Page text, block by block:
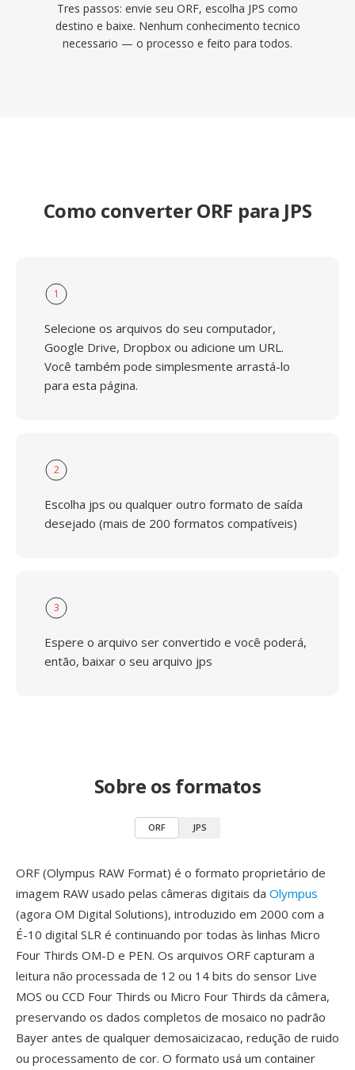
Tres passos: envie seu ORF, escolha JPS como
destino e baixe. Nenhum conhecimento tecnico
necessario — o processo e feito para todos.
Como converter ORF para JPS
1
Selecione os arquivos do seu computador,
Google Drive, Dropbox ou adicione um URL.
Você também pode simplesmente arrastá-lo
para esta página.
2
Escolha jps ou qualquer outro formato de saída
desejado (mais de 200 formatos compatíveis)
3
Espere o arquivo ser convertido e você poderá,
então, baixar o seu arquivo jps
Sobre os formatos
ORF JPS
ORF (Olympus RAW Format) é o formato proprietário de
imagem RAW usado pelas câmeras digitais da Olympus
(agora OM Digital Solutions), introduzido em 2000 com a
É-10 digital SLR é continuando por todas às linhas Micro
Four Thirds OM-D e PEN. Os arquivos ORF capturam a
leitura não processada de 12 ou 14 bits do sensor Live
MOS ou CCD Four Thirds ou Micro Four Thirds da câmera,
preservando os dados completos de mosaico no padrão
Bayer antes de qualquer demosaicizacao, redução de ruido
ou processamento de cor. O formato usá um container